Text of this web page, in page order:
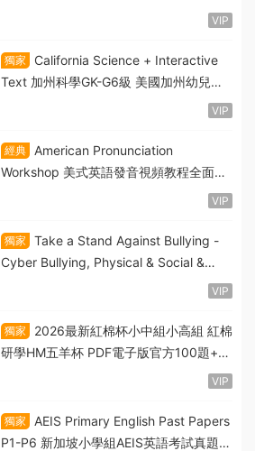
Azar語法系列初中高級PDF電子版下載VIP
獨家
California Science + Interactive
Text 加州科學GK-G6級 美國加州幼兒園
小學科學教材全面深度解析 附使用建議VIP
經典
American Pronunciation
Workshop 美式英語發音視頻教程全面解
析 PDF電子版課程講義 MKV+MP4視頻下
VIP
獨家
Take a Stand Against Bullying -
Cyber Bullying, Physical & Social &
Verbal Bullying 青少年反霸淩科普書PDF
VIP
獨家
2026最新紅棉杯小中組小高組 紅棉
研學HM五羊杯 PDF電子版官方100題+曆
VIP
獨家
AEIS Primary English Past Papers
P1-P6 新加坡小學組AEIS英語考試真題資